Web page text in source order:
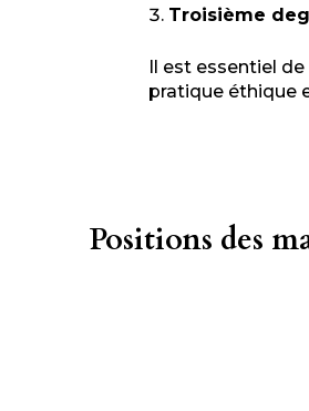
Troisième
Il est essentiel
pratique éthique
Positions des